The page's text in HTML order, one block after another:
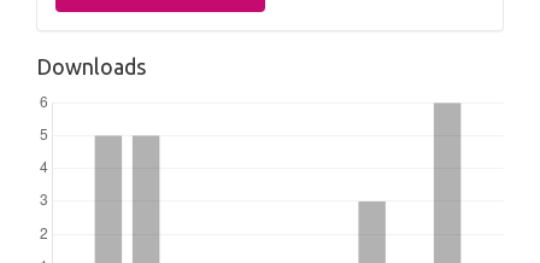
Downloads